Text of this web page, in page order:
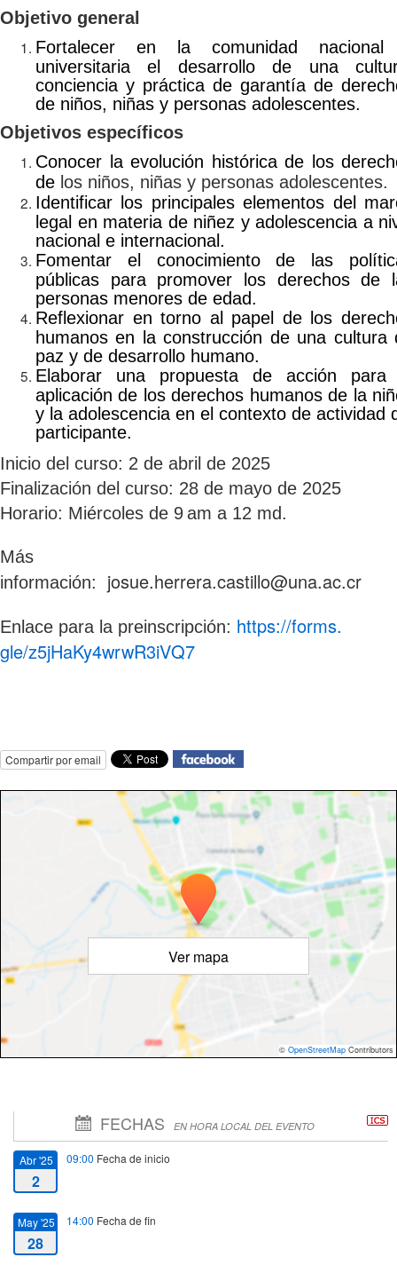
Objetivo general
Fortalecer en la comunidad
universitaria el desarrollo de una
conciencia y práctica de garantía de
de niños, niñas y personas adolescentes.
Objetivos específicos
Conocer la evolución histórica de los
de los niños, niñas y personas adolescentes.
Identificar los principales elementos del
legal en materia de niñez y adolescencia a
nacional e internacional.
Fomentar el conocimiento de las
públicas para promover los derechos de
personas menores de edad.
Reflexionar en torno al papel de los
humanos en la construcción de una cultura
paz y de desarrollo humano.
Elaborar una propuesta de acción para
aplicación de los derechos humanos de la
y la adolescencia en el contexto de actividad
participante.
Inicio del curso: 2 de abril de 2025
Finalización del curso: 28 de mayo de 2025
Horario: Miércoles de 9 am a 12 md.
Más
información: josue.herrera.castillo@una.ac.cr
Enlace para la preinscripción: https://forms.
gle/z5jHaKy4wrwR3iVQ7
Compartir por email
Ver mapa
© OpenStreetMap Contributors
FECHAS EN HORA LOCAL DEL EVENTO
Abr '25
2
09:00 Fecha de inicio
May '25
28
14:00 Fecha de fin